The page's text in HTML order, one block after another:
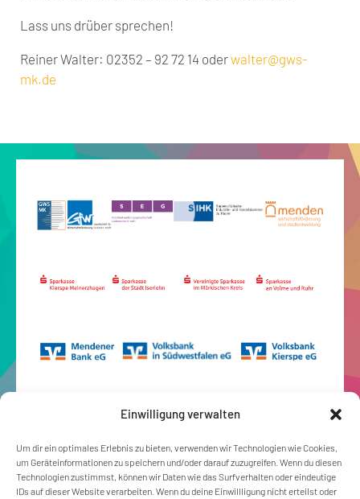
Einwilligung verwalten
Um dir ein optimales Erlebnis zu bieten, verwenden wir Technologien wie Cookies,
um Geräteinformationen zu speichern und/oder darauf zuzugreifen. Wenn du diesen
Technologien zustimmst, können wir Daten wie das Surfverhalten oder eindeutige
IDs auf dieser Website verarbeiten. Wenn du deine Einwillligung nicht erteilst oder
Lass uns drüber sprechen!
Reiner Walter: 02352 – 92 72 14 oderwalter@gws-
mk.de